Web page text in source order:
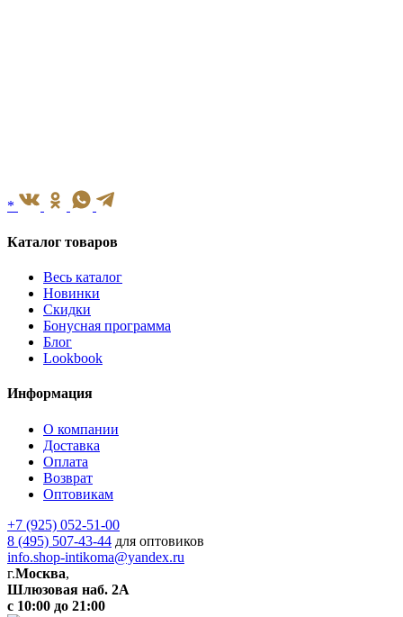
*
Каталог товаров
Весь каталог
Новинки
Скидки
Бонусная программа
Блог
Lookbook
Информация
О компании
Доставка
Оплата
Возврат
Оптовикам
+7 (925) 052-51-00
8 (495) 507-43-44 для оптовиков
info.shop-intikoma@yandex.ru
г.Москва,
Шлюзовая наб. 2А
с 10:00 до 21:00